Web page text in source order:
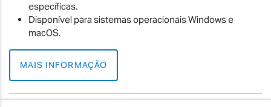
específicas.
Disponível para sistemas operacionais Windows e
macOS.
MAIS INFORMAÇÃO